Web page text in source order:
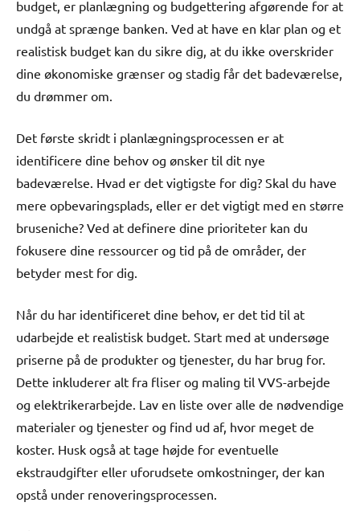
budget, er planlægning og budgettering afgørende for at
undgå at sprænge banken. Ved at have en klar plan og et
realistisk budget kan du sikre dig, at du ikke overskrider
dine økonomiske grænser og stadig får det badeværelse,
du drømmer om.
Det første skridt i planlægningsprocessen er at
identificere dine behov og ønsker til dit nye
badeværelse. Hvad er det vigtigste for dig? Skal du have
mere opbevaringsplads, eller er det vigtigt med en større
bruseniche? Ved at definere dine prioriteter kan du
fokusere dine ressourcer og tid på de områder, der
betyder mest for dig.
Når du har identificeret dine behov, er det tid til at
udarbejde et realistisk budget. Start med at undersøge
priserne på de produkter og tjenester, du har brug for.
Dette inkluderer alt fra fliser og maling til VVS-arbejde
og elektrikerarbejde. Lav en liste over alle de nødvendige
materialer og tjenester og find ud af, hvor meget de
koster. Husk også at tage højde for eventuelle
ekstraudgifter eller uforudsete omkostninger, der kan
opstå under renoveringsprocessen.